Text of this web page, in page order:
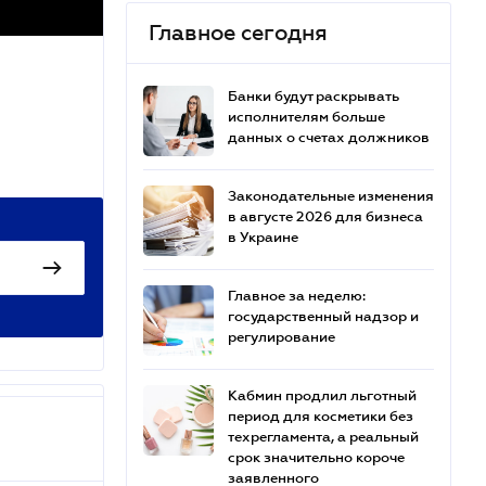
Главное сегодня
Банки будут раскрывать
исполнителям больше
данных о счетах должников
Законодательные изменения
в августе 2026 для бизнеса
в Украине
Главное за неделю:
государственный надзор и
регулирование
Кабмин продлил льготный
период для косметики без
техрегламента, а реальный
срок значительно короче
заявленного